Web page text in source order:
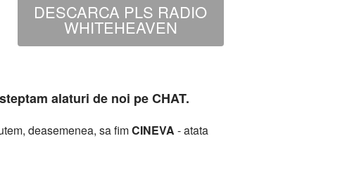
DESCARCA PLS RADIO
WHITEHEAVEN
alaturi de noi pe CHAT.
deasemenea, sa fimCINEVA - atata